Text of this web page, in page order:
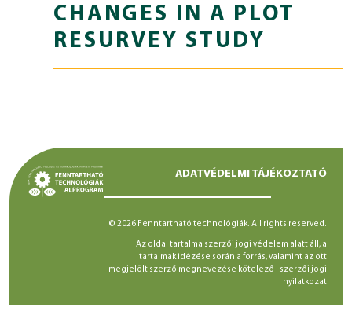
CHANGES IN A PLOT
RESURVEY STUDY
ADATVÉDELMI TÁJÉKOZTATÓ
© 2026 Fenntartható technológiák. All rights reserved.
Az oldal tartalma szerzői jogi védelem alatt áll, a
tartalmak idézése során a forrás, valamint az ott
megjelölt szerző megnevezése kötelező - szerzői jogi
nyilatkozat